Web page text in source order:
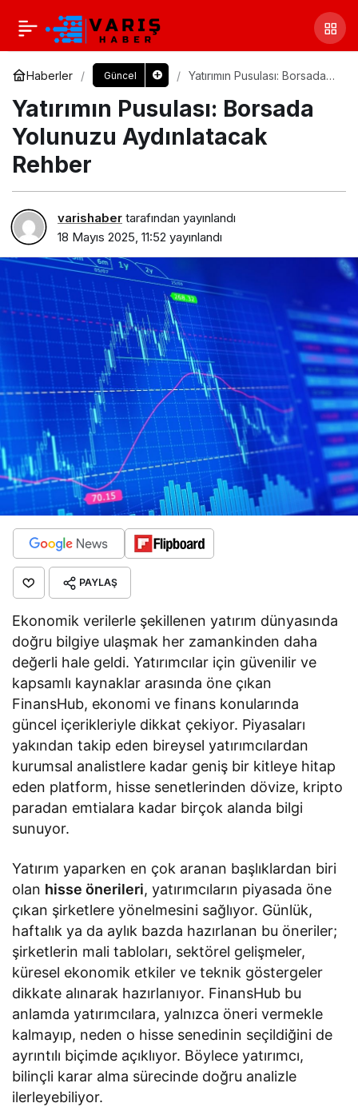
Haberler Güncel
Yatırımın Pusulası: Borsada
Rehber
Yatırımın Pusulası: Borsada
Yolunuzu Aydınlatacak
Rehber
varishaber tarafından yayınlandı
18 Mayıs 2025, 11:52 yayınlandı
PAYLAŞ
Ekonomik verilerle şekillenen yatırım dünyasında
doğru bilgiye ulaşmak her zamankinden daha
değerli hale geldi. Yatırımcılar için güvenilir ve
kapsamlı kaynaklar arasında öne çıkan
FinansHub, ekonomi ve finans konularında
güncel içerikleriyle dikkat çekiyor. Piyasaları
yakından takip eden bireysel yatırımcılardan
kurumsal analistlere kadar geniş bir kitleye hitap
eden platform, hisse senetlerinden dövize, kripto
paradan emtialara kadar birçok alanda bilgi
sunuyor.
Yatırım yaparken en çok aranan başlıklardan biri
olan hisse önerileri, yatırımcıların piyasada öne
çıkan şirketlere yönelmesini sağlıyor. Günlük,
haftalık ya da aylık bazda hazırlanan bu öneriler;
şirketlerin mali tabloları, sektörel gelişmeler,
küresel ekonomik etkiler ve teknik göstergeler
dikkate alınarak hazırlanıyor. FinansHub bu
anlamda yatırımcılara, yalnızca öneri vermekle
kalmayıp, neden o hisse senedinin seçildiğini de
ayrıntılı biçimde açıklıyor. Böylece yatırımcı,
bilinçli karar alma sürecinde doğru analizle
ilerleyebiliyor.